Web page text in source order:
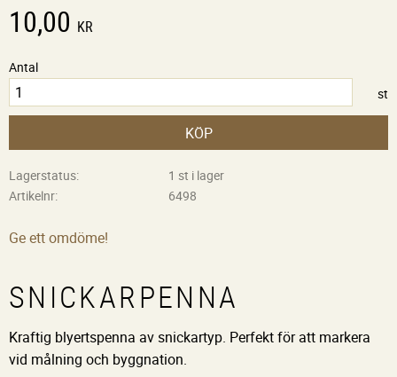
10,00 KR
Antal
st
KÖP
Lagerstatus
1 st i lager
Artikelnr
6498
Ge ett omdöme!
SNICKARPENNA
Kraftig blyertspenna av snickartyp. Perfekt för att markera
vid målning och byggnation.